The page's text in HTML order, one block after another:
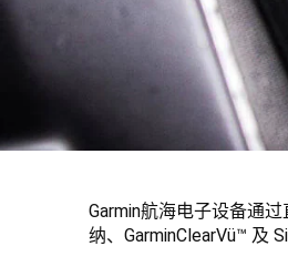
Garmin航海电子设备通
纳、GarminClearVü™ 及